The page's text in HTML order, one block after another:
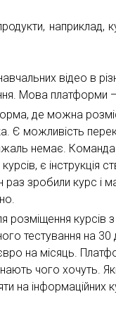
наприклад,
відео в
Мова платформи —
де можна
Є можливість
немає.
є інструкція
раз зробили курс і
курсів з
тестування на 30
на місяць.
знають чого хочуть.
на інформаційних